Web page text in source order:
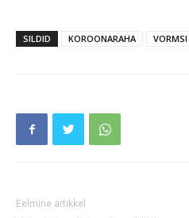
SILDID KOROONARAHA VORMSI
Eelmine artikkel